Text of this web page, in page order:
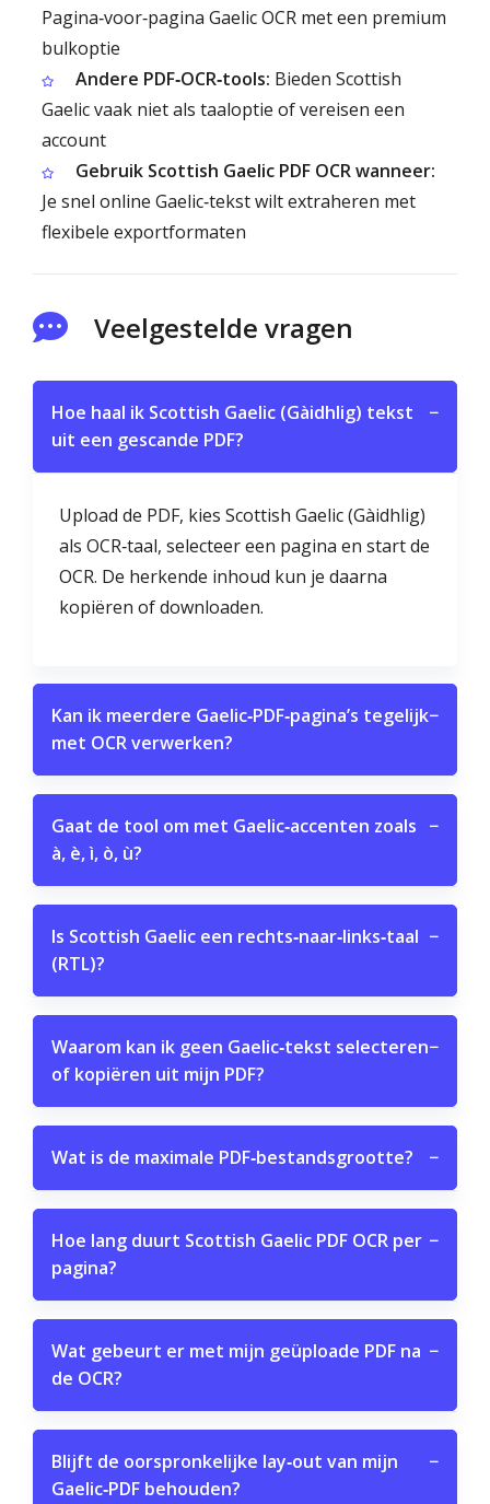
Pagina‑voor‑pagina Gaelic OCR met een premium
bulkoptie
Andere PDF‑OCR‑tools: Bieden Scottish
Gaelic vaak niet als taaloptie of vereisen een
account
Gebruik Scottish Gaelic PDF OCR wanneer:
Je snel online Gaelic‑tekst wilt extraheren met
flexibele exportformaten
Veelgestelde vragen
Hoe haal ik Scottish Gaelic (Gàidhlig) tekst
uit een gescande PDF?
−
Upload de PDF, kies Scottish Gaelic (Gàidhlig)
als OCR‑taal, selecteer een pagina en start de
OCR. De herkende inhoud kun je daarna
kopiëren of downloaden.
Kan ik meerdere Gaelic‑PDF‑pagina’s tegelijk
met OCR verwerken?
−
Gaat de tool om met Gaelic‑accenten zoals
à, è, ì, ò, ù?
−
Is Scottish Gaelic een rechts‑naar‑links‑taal
(RTL)?
−
Waarom kan ik geen Gaelic‑tekst selecteren
of kopiëren uit mijn PDF?
−
Wat is de maximale PDF‑bestandsgrootte? −
Hoe lang duurt Scottish Gaelic PDF OCR per
pagina?
−
Wat gebeurt er met mijn geüploade PDF na
de OCR?
−
Blijft de oorspronkelijke lay‑out van mijn
Gaelic‑PDF behouden?
−